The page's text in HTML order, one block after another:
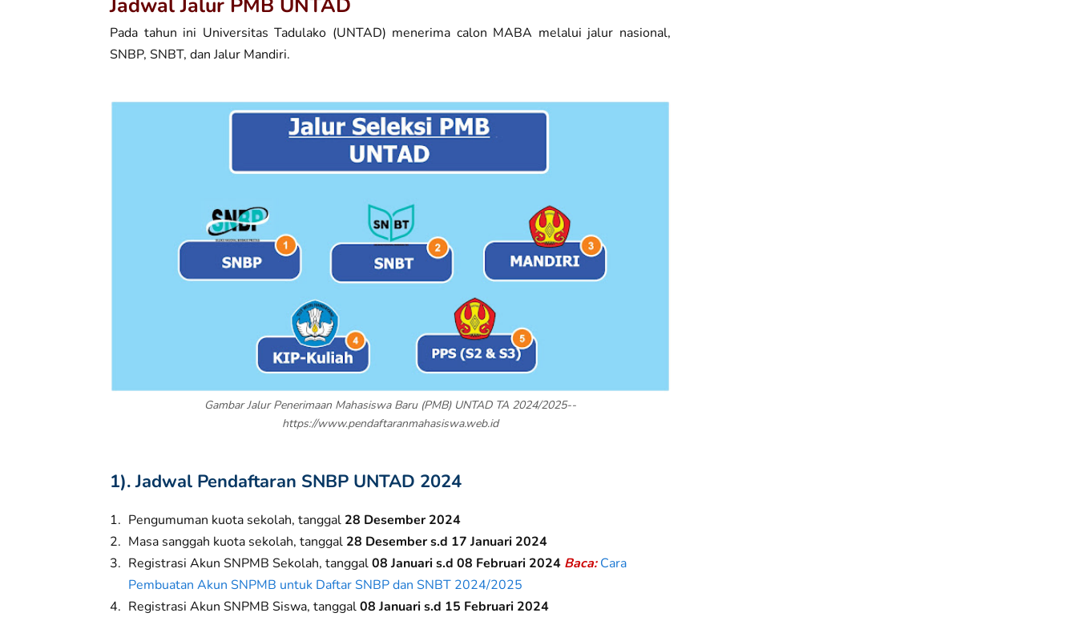
Jadwal Jalur PMB UNTAD
Pada tahun ini Universitas Tadulako (UNTAD) menerima calon MABA melalui jalur nasional,
SNBP, SNBT, dan Jalur Mandiri.
Gambar Jalur Penerimaan Mahasiswa Baru (PMB) UNTAD TA 2024/2025--
https://www.pendaftaranmahasiswa.web.id
1). Jadwal Pendaftaran SNBP UNTAD 2024
Pengumuman kuota sekolah, tanggal 28 Desember 2024
Masa sanggah kuota sekolah, tanggal 28 Desember s.d 17 Januari 2024
Registrasi Akun SNPMB Sekolah, tanggal08 Januari s.d 08 Februari 2024 Baca: Cara
Pembuatan Akun SNPMB untuk Daftar SNBP dan SNBT 2024/2025
Registrasi Akun SNPMB Siswa, tanggal08 Januari s.d 15 Februari 2024